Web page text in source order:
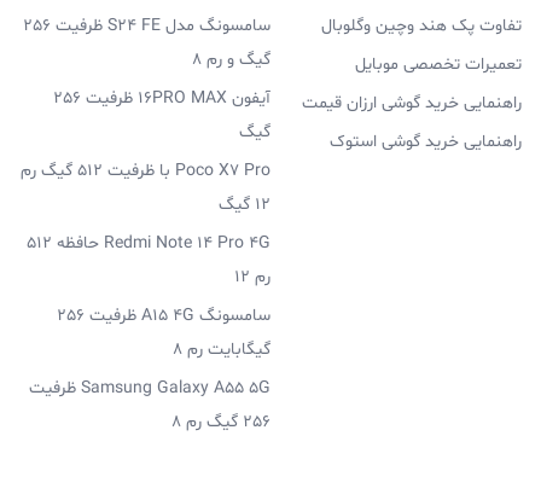
تفاوت پک هند وچین وگلوبال
تعمیرات تخصصی موبایل
راهنمایی خرید گوشی ارزان قیمت
راهنمایی خرید گوشی استوک
سامسونگ مدل S24 FE ظرفیت 256
گیگ و رم 8
آیفون 16PRO MAX ظرفیت 256
گیگ
Poco X7 Pro با ظرفیت 512 گیگ رم
12 گیگ
Redmi Note 14 Pro 4G حافظه 512
رم 12
سامسونگ A15 4G ظرفیت 256
گیگابایت رم 8
Samsung Galaxy A55 5G ظرفیت
256 گیگ رم 8